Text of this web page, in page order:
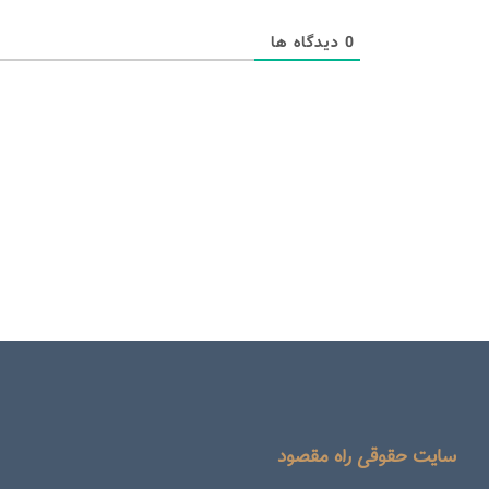
0 دیدگاه ها
سایت حقوقی راه مقصود